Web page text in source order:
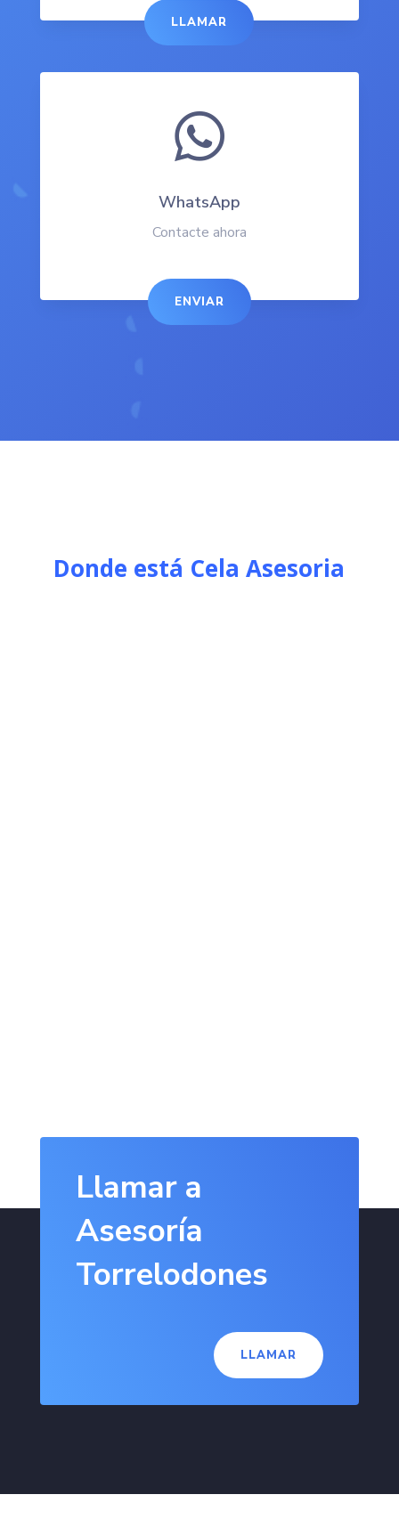
LLAMAR

WhatsApp
Contacte ahora
ENVIAR
Donde está Cela Asesoria
Llamar a
Asesoría
Torrelodones
LLAMAR